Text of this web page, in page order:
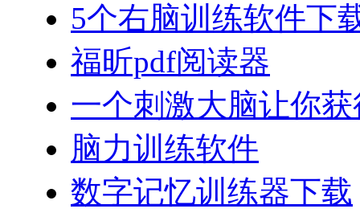
5个右脑训练软件下
福昕pdf阅读器
一个刺激大脑让你
脑力训练软件
数字记忆训练器下载